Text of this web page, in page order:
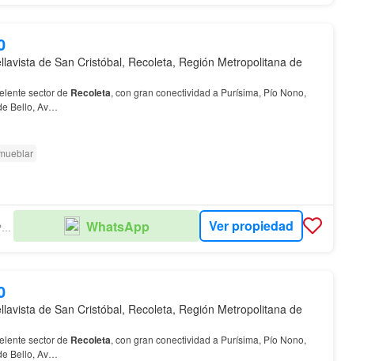
de San Cristóbal, Recoleta, Región Metropolitana de
sector de Recoleta, con gran conectividad a Purísima, Pío Nono,
Bello, Av…
THE KEY PROPERTIES WhatsApp Ver propiedad
de San Cristóbal, Recoleta, Región Metropolitana de
sector de Recoleta, con gran conectividad a Purísima, Pío Nono,
Bello, Av…